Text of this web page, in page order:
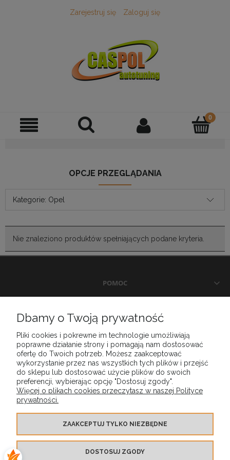
Zarejestruj się Zaloguj się
OPCJE PRZEGLĄDANIA
Kategorie: Opel
Nie znaleziono produktów spełniających podane kryteria.
POMOC
DOSTAWA I PŁATNOŚCI
MOJE KONTO
GWARANCJA I ZWROTY
Dbamy o Twoją prywatność
Pliki cookies i pokrewne im technologie umożliwiają
poprawne działanie strony i pomagają nam dostosować
ofertę do Twoich potrzeb. Możesz zaakceptować
wykorzystanie przez nas wszystkich tych plików i przejść
do sklepu lub dostosować użycie plików do swoich
preferencji, wybierając opcję "Dostosuj zgody".
Więcej o plikach cookies przeczytasz w naszej Polityce
prywatności.
ZAAKCEPTUJ TYLKO NIEZBĘDNE
DOSTOSUJ ZGODY